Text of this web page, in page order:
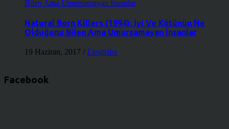
Natural Born Killers (1994): İyi Ve Kötünün Ne
Olduğunu Bilen Ama Umursamayan İnsanlar
19 Haziran, 2017 / Eleştiriler
Facebook